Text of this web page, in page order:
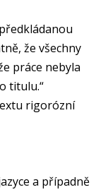
že všechny
práce nebyla
titulu.“
rigorózní
a případně